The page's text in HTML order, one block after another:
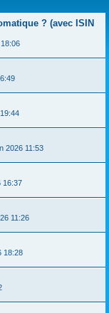
r
? (avec ISIN
2026 11:53
16:37
11:26
18:28